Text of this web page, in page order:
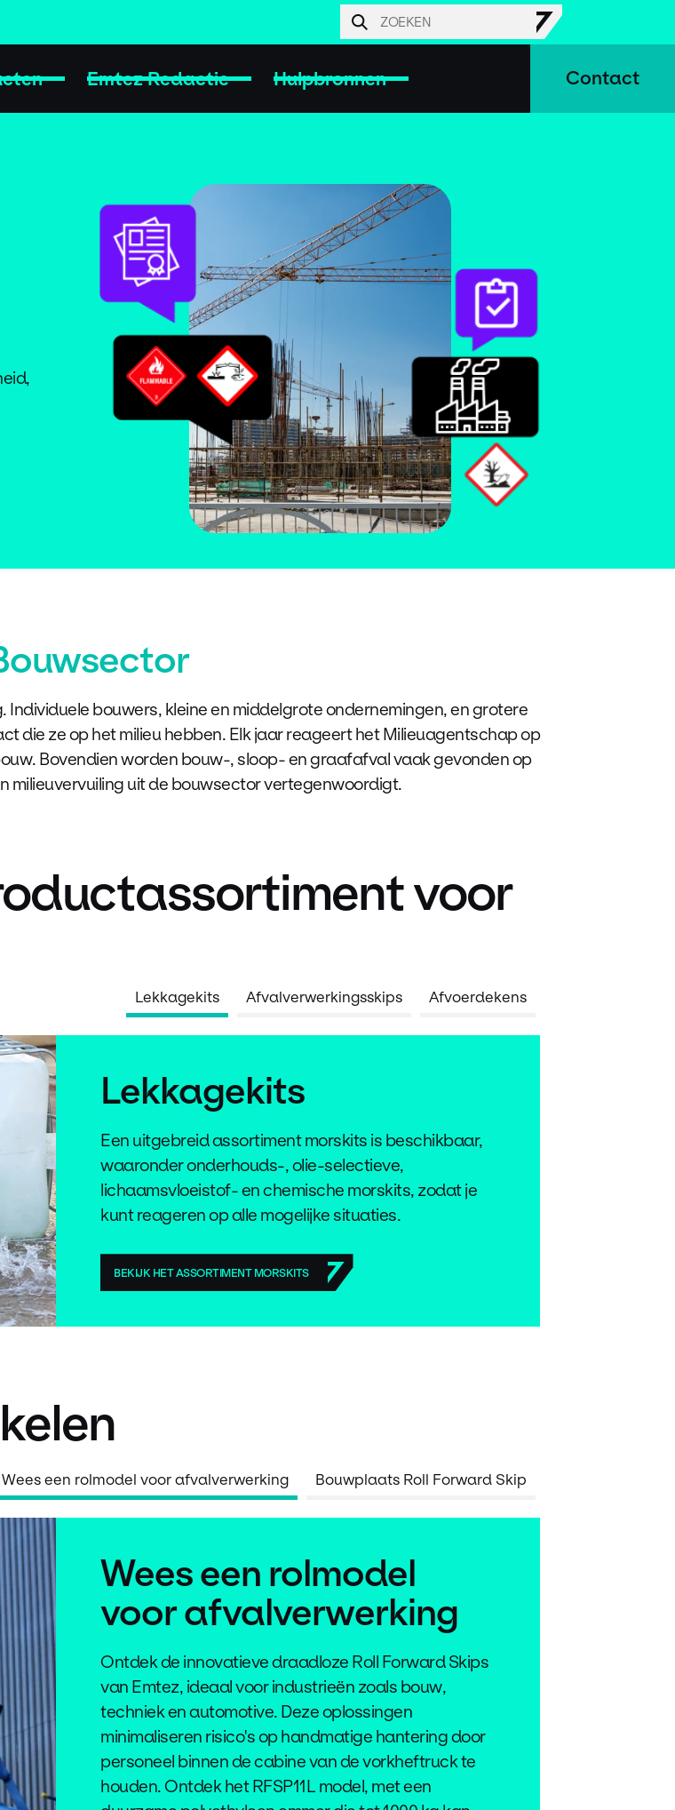
Emtez Redactie Hulpbronnen Contact
bouwers, kleine en middelgrote ondernemingen, en grotere
die ze op het milieu hebben. Elk jaar reageert het Milieuagentschap op
Bovendien worden bouw-, sloop- en graafafval vaak gevonden op
uit de bouwsector vertegenwoordigt.
voor
Lekkagekits Afvalverwerkingsskips Afvoerdekens
Lekkagekits
Een uitgebreid assortiment morskits is beschikbaar,
waaronder onderhouds-, olie-selectieve,
lichaamsvloeistof- en chemische morskits, zodat je
kunt reageren op alle mogelijke situaties.
BEKIJK HET ASSORTIMENT MORSKITS
Wees een rolmodel voor afvalverwerking Bouwplaats Roll Forward Skip
Wees een rolmodel
voor afvalverwerking
Ontdek de innovatieve draadloze Roll Forward Skips
van Emtez, ideaal voor industrieën zoals bouw,
techniek en automotive. Deze oplossingen
minimaliseren risico's op handmatige hantering door
personeel binnen de cabine van de vorkheftruck te
houden. Ontdek het RFSP11L model, met een